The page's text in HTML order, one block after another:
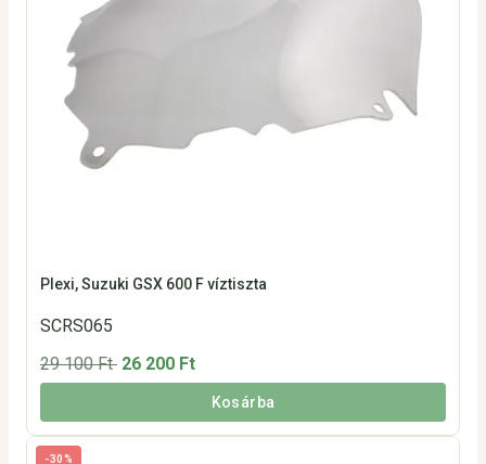
Plexi, Suzuki GSX 600 F víztiszta
SCRS065
29 100 Ft 26 200 Ft
Kosárba
-30%